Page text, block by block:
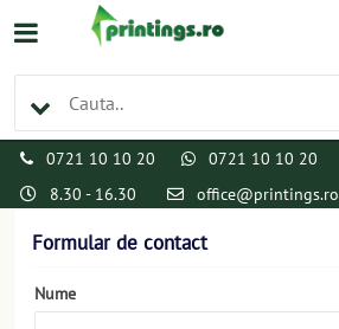
0721 10 10 20 0721 10 10 20
8.30 - 16.30
office@printings.ro
Formular de contact
Nume